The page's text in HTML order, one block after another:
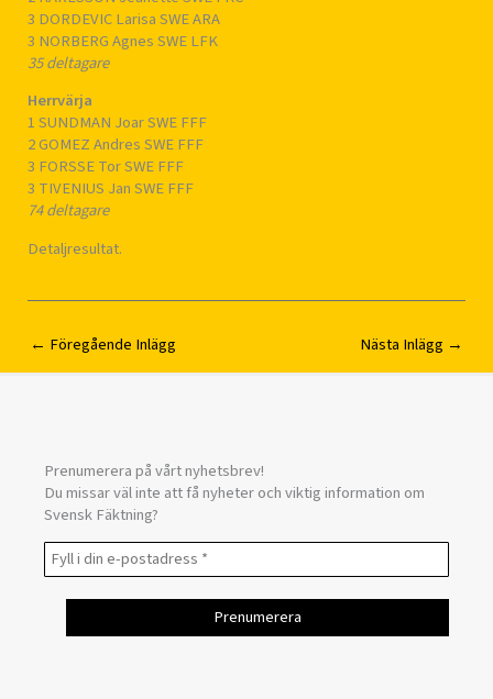
3 DORDEVIC Larisa SWE ARA
3 NORBERG Agnes SWE LFK
35 deltagare
Herrvärja
1 SUNDMAN Joar SWE FFF
2 GOMEZ Andres SWE FFF
3 FORSSE Tor SWE FFF
3 TIVENIUS Jan SWE FFF
74 deltagare
Detaljresultat.
← Föregående Inlägg Nästa Inlägg →
Prenumerera på vårt nyhetsbrev!
Du missar väl inte att få nyheter och viktig information om
Svensk Fäktning?